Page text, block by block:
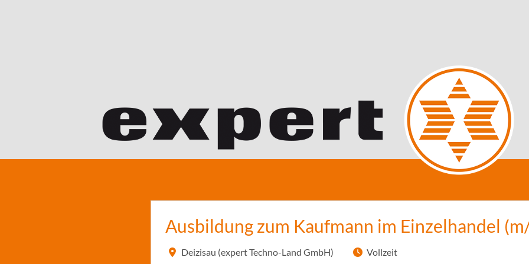
Ausbildung zum Kaufmann im Einzelhandel
Deizisau (expert Techno-Land GmbH)
Vollzeit